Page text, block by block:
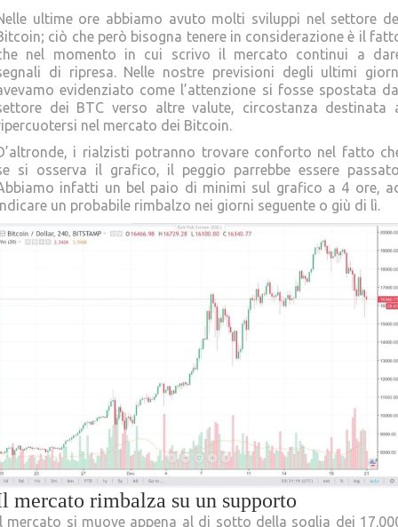
ultime ore abbiamo avuto molti sviluppi nel settore
ciò che però bisogna tenere in considerazione è il
nel momento in cui scrivo il mercato continui a
di ripresa. Nelle nostre previsioni degli ultimi
evidenziato come l’attenzione si fosse spostata
dei BTC verso altre valute, circostanza destinata
nel mercato dei Bitcoin.
i rialzisti potranno trovare conforto nel fatto
si osserva il grafico, il peggio parrebbe essere
infatti un bel paio di minimi sul grafico a 4 ore,
un probabile rimbalzo nei giorni seguente o giù di lì.
mercato rimbalza su un supporto
mercato si muove appena al di sotto della soglia dei